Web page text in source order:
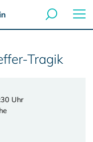
Tragik
Uhr